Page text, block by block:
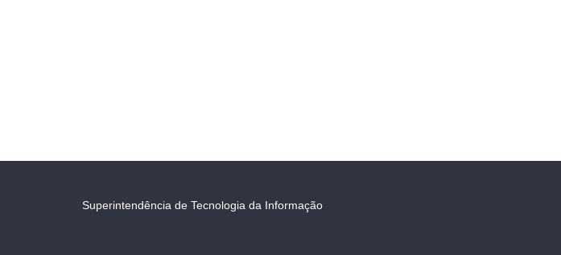
Superintendência de Tecnologia da Informação